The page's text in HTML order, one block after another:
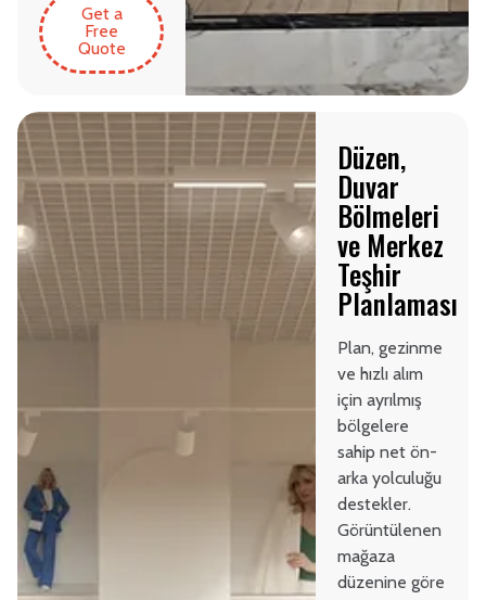
Get a
Free
Quote
Düzen,
Duvar
Bölmeleri
ve Merkez
Teşhir
Planlaması
Plan, gezinme
ve hızlı alım
için ayrılmış
bölgelere
sahip net ön-
arka yolculuğu
destekler.
Görüntülenen
mağaza
düzenine göre